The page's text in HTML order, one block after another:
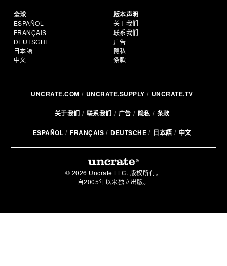
全球
ESPAÑOL
FRANÇAIS
DEUTSCHE
日本語
中文
版本声明
关于我们
联系我们
广告
隐私
条款
UNCRATE.COM UNCRATE.SUPPLY UNCRATE.TV
关于我们 联系我们 广告 隐私 条款
ESPAÑOL FRANÇAIS DEUTSCHE 日本語 中文
© 2026 Uncrate LLC. 版权所有。
自2005年以来独立出版。